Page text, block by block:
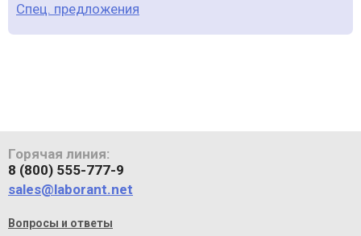
Спец. предложения
Горячая линия:
8 (800) 555-777-9
sales@laborant.net
Вопросы и ответы